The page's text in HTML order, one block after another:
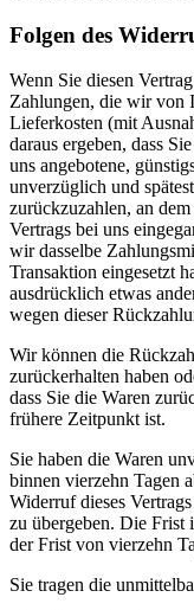
Folgen des
Wenn Sie diesen
Zahlungen, die wir von
Lieferkosten (mit
daraus ergeben, dass
uns angebotene,
unverzüglich und
zurückzuzahlen, an
Vertrags bei uns
wir dasselbe
Transaktion eingesetzt
ausdrücklich etwas
wegen dieser
Wir können die
zurückerhalten haben
dass Sie die Waren
frühere Zeitpunkt ist.
Sie haben die Waren
binnen vierzehn Tagen
Widerruf dieses
zu übergeben. Die Frist
der Frist von vierzehn
Sie tragen die